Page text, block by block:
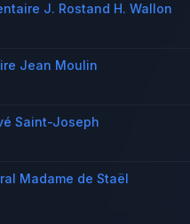
J. Rostand H. Wallon
Jean Moulin
Saint-Joseph
Madame de Staël